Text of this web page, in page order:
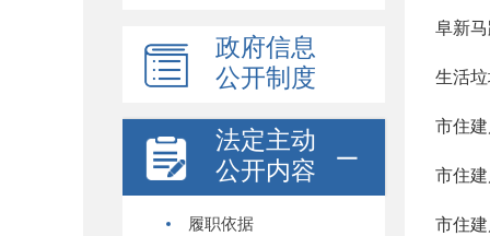
政府信息
公开制度
法定主动
公开内容
履职依据
阜新
生活
市住
市住
市住